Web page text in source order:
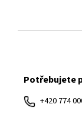
Potřebujete
+420 774